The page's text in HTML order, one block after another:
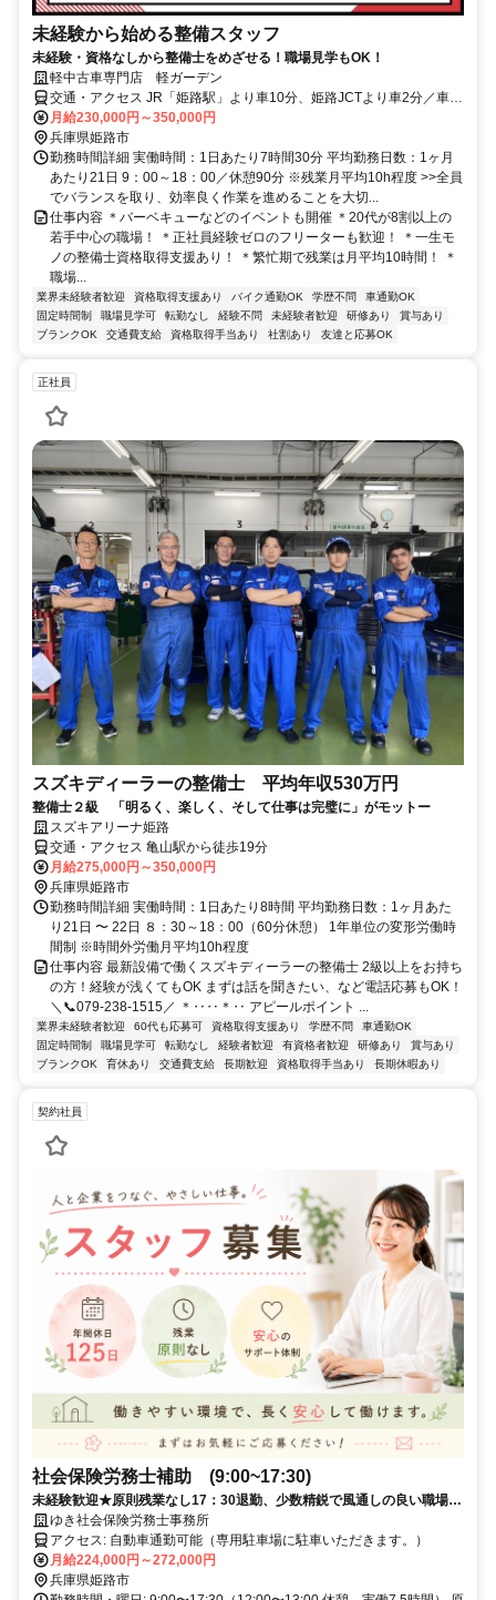
未経験から始める整備スタッフ
未経験・資格なしから整備士をめざせる！職場見学もOK！
軽中古車専門店 軽ガーデン
交通・アクセス JR「姫路駅」より車10分、姫路JCTより車2分／車通
勤OK
月給230,000円～350,000円
兵庫県姫路市
勤務時間詳細 実働時間：1日あたり7時間30分 平均勤務日数：1ヶ月
あたり21日 9：00～18：00／休憩90分 ※残業月平均10h程度 >>全員
でバランスを取り、効率良く作業を進めることを大切...
仕事内容 ＊バーベキューなどのイベントも開催 ＊20代が8割以上の
若手中心の職場！ ＊正社員経験ゼロのフリーターも歓迎！ ＊一生モ
ノの整備士資格取得支援あり！ ＊繁忙期で残業は月平均10時間！ ＊
職場...
業界未経験者歓迎 資格取得支援あり バイク通勤OK 学歴不問
車通勤OK
固定時間制
職場見学可 転勤なし 経験不問 未経験者歓迎 研修あり
賞与あり
ブランクOK
交通費支給 資格取得手当あり 社割あり 友達と応募OK
正社員
スズキディーラーの整備士 平均年収530万円
整備士２級 「明るく、楽しく、そして仕事は完璧に」がモットー
スズキアリーナ姫路
交通・アクセス 亀山駅から徒歩19分
月給275,000円～350,000円
兵庫県姫路市
勤務時間詳細 実働時間：1日あたり8時間 平均勤務日数：1ヶ月あた
り21日 〜 22日 ８：30～18：00（60分休憩） 1年単位の変形労働時
間制 ※時間外労働月平均10h程度
仕事内容 最新設備で働くスズキディーラーの整備士 2級以上をお持ち
の方！経験が浅くてもOK まずは話を聞きたい、など電話応募もOK！
＼📞079-238-1515／ ＊‥‥＊‥ アピールポイント ...
業界未経験者歓迎 60代も応募可 資格取得支援あり 学歴不問
車通勤OK
固定時間制
職場見学可 転勤なし 経験者歓迎 有資格者歓迎 研修あり
賞与あり
ブランクOK
育休あり 交通費支給 長期歓迎 資格取得手当あり 長期休暇あり
契約社員
社会保険労務士補助 (9:00~17:30)
未経験歓迎★原則残業なし17：30退勤、少数精鋭で風通しの良い職場で
す♪ゆき社会保険労務士事務所
アクセス: 自動車通勤可能（専用駐車場に駐車いただきます。）
月給224,000円～272,000円
兵庫県姫路市